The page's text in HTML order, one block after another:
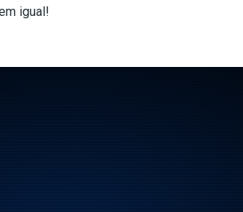
igual!